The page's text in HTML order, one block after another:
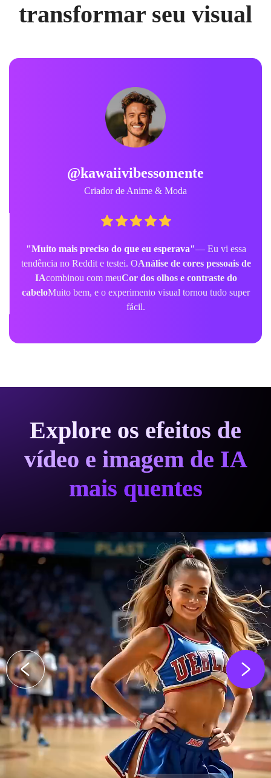
transformar seu visual
@kawaiivibessomente
Criador de Anime & Moda
"Muito mais preciso do que eu esperava"— Eu vi essa
tendência no Reddit e testei. OAnálise de cores pessoais de
IAcombinou com meuCor dos olhos e contraste do
cabeloMuito bem, e o experimento visual tornou tudo super
fácil.
Explore os efeitos de
vídeo e imagem de IA
mais quentes